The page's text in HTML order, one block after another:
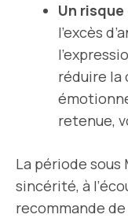
Un
l’excès
réduire la
retenue,
La période sous
sincérité, à
recommande